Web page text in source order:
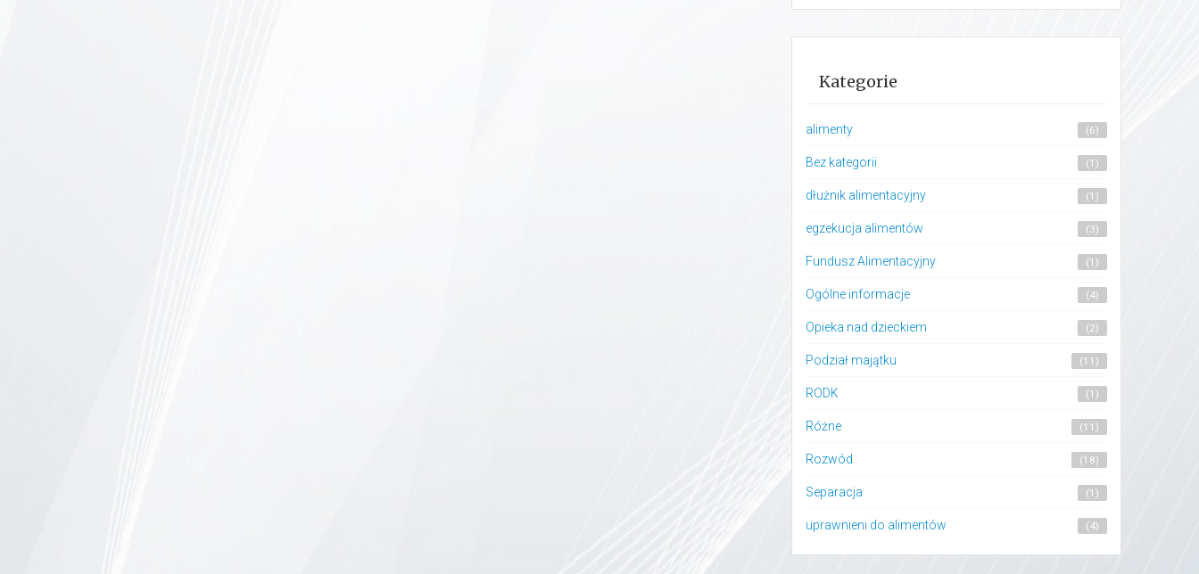
Kategorie
alimenty (6)
Bez kategorii (1)
dłużnik alimentacyjny (1)
egzekucja alimentów (3)
Fundusz Alimentacyjny (1)
Ogólne informacje (4)
Opieka nad dzieckiem (2)
Podział majątku (11)
RODK (1)
Różne (11)
Rozwód (18)
Separacja (1)
uprawnieni do alimentów (4)